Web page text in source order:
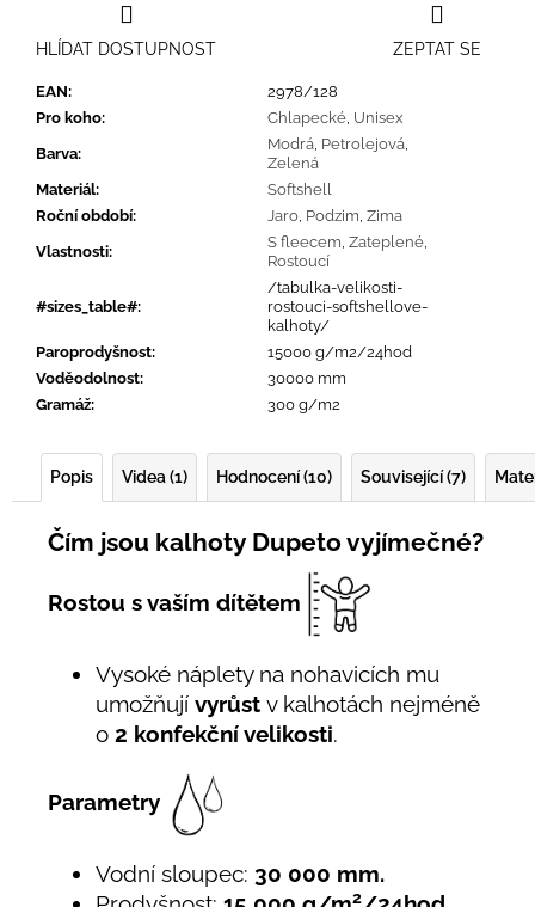
EAN:
2978/128
Pro koho: Chlapecké, Unisex
Barva:
Modrá, Petrolejová,
Zelená
Materiál:
Softshell
Roční období: Jaro, Podzim, Zima
Vlastnosti:
S fleecem, Zateplené,
Rostoucí
#sizes_table#:
/tabulka-velikosti-
rostouci-softshellove-
kalhoty/
Paroprodyšnost:
15000 g/m2/24hod
Voděodolnost:
30000 mm
Gramáž: 300 g/m2
ZEPTAT SE
HLÍDAT DOSTUPNOST
Popis Videa (1) Hodnocení (10) Související (7)
Čím jsou kalhoty Dupeto vyjímečné?
Rostou s vaším dítětem
Vysoké náplety na nohavicích mu
umožňují vyrůst v kalhotách nejméně
o 2 konfekční velikosti.
Parametry
Vodní sloupec: 30 000 mm.
2